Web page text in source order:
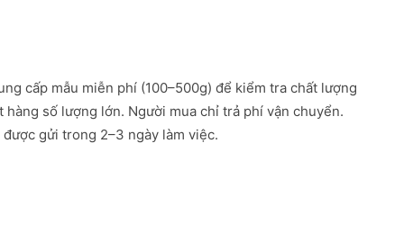
cấp mẫu miễn phí (100–500g) để kiểm tra chất lượng
hàng số lượng lớn. Người mua chỉ trả phí vận chuyển.
gửi trong 2–3 ngày làm việc.